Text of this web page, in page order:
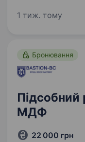
Графік роботи за
1 тиж. тому
Бронювання
Підсобний
МДФ
22 000 грн